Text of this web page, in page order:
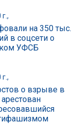
на 350 тыс.
в соцсети о
УФСБ
о взрыве в